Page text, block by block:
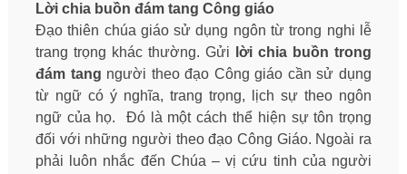
Lời chia buồn đám tang Công giáo
Đạo thiên chúa giáo sử dụng ngôn từ trong nghi lễ
trang trọng khác thường. Gửi lời chia buồn trong
đám tang người theo đạo Công giáo cần sử dụng
từ ngữ có ý nghĩa, trang trọng, lịch sự theo ngôn
ngữ của họ. Đó là một cách thể hiện sự tôn trọng
đối với những người theo đạo Công Giáo. Ngoài ra
phải luôn nhắc đến Chúa – vị cứu tinh của người